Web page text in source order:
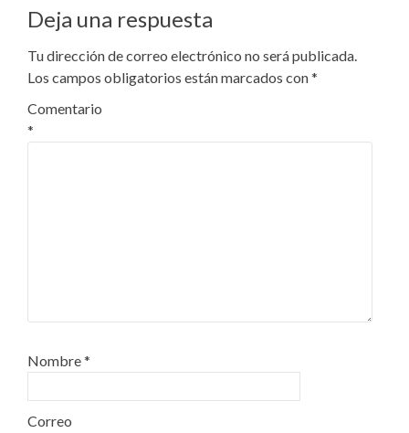
Deja una respuesta
Tu dirección de correo electrónico no será publicada.
Los campos obligatorios están marcados con*
Comentario
*
Nombre*
Correo